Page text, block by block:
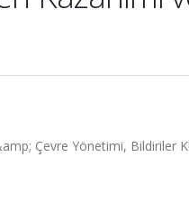
Çevre Yönetimi, Bildiriler